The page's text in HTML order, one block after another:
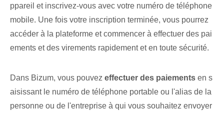
ppareil et inscrivez-vous avec votre numéro de téléphone
mobile. Une fois votre inscription terminée, vous pourrez
accéder à la plateforme et commencer à effectuer des pai
ements et des virements rapidement et en toute sécurité.
Dans Bizum, vous pouvez effectuer des paiements en s
aisissant le numéro de téléphone portable ou l'alias de la
personne ou de l'entreprise à qui vous souhaitez envoyer